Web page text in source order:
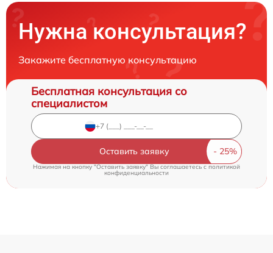
Нужна консультация?
Закажите бесплатную консультацию
Бесплатная консультация со
специалистом
Оставить заявку
Нажимая на кнопку "Оставить заявку" Вы соглашаетесь cполитикой
конфиденциальности